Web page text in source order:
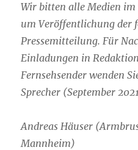
Wir bitten alle Medien
um Veröffentlichung der
Pressemitteilung. Für
Einladungen in
Fernsehsender wenden
Sprecher (September
Andreas Häuser
Mannheim)